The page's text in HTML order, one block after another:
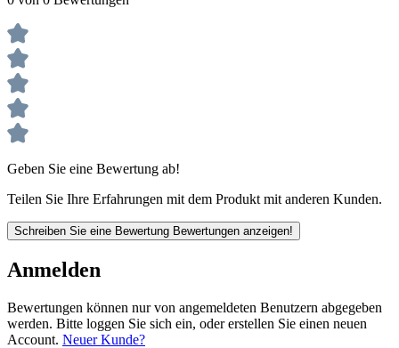
Geben Sie eine Bewertung ab!
Teilen Sie Ihre Erfahrungen mit dem Produkt mit anderen Kunden.
Schreiben Sie eine Bewertung Bewertungen anzeigen!
Anmelden
Bewertungen können nur von angemeldeten Benutzern abgegeben
werden. Bitte loggen Sie sich ein, oder erstellen Sie einen neuen
Account. Neuer Kunde?